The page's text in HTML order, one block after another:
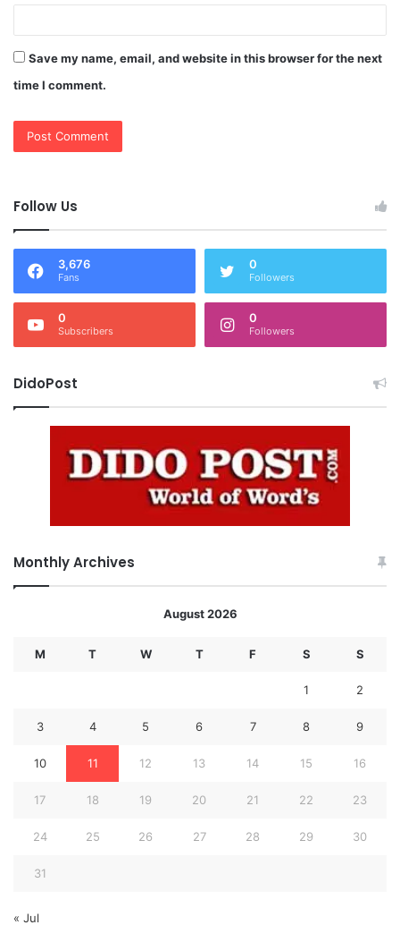
Save my name, email, and website in this browser for the next
time I comment.
Follow Us
3,676
Fans
0
Followers
0
Subscribers
0
Followers
DidoPost
Monthly Archives
August 2026
M T W T F S S
1 2
3 4 5 6 7 8 9
10 11 12 13 14 15 16
17 18 19 20 21 22 23
24 25 26 27 28 29 30
31
« Jul